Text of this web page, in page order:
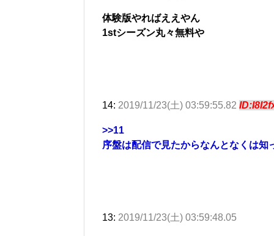
体験版やればええやん
1stシーズン丸々無料や
14: 2019/11/23(土) 03:59:55.82
>>11
序盤は配信で見たからなんとなくは知
13: 2019/11/23(土) 03:59:48.05